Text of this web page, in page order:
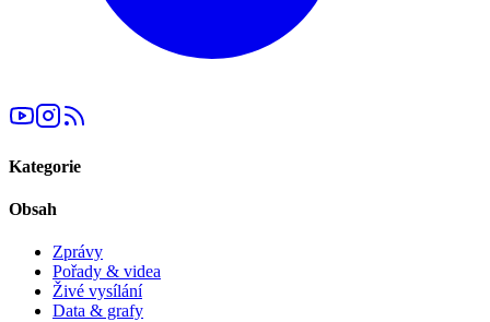
Kategorie
Obsah
Zprávy
Pořady & videa
Živé vysílání
Data & grafy